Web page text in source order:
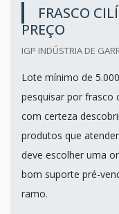
FRASCO
PREÇO
IGP INDÚSTRIA DE
Lote mínimo de
pesquisar por frasco
com certeza
produtos que
deve escolher uma
bom suporte pré-
ramo.